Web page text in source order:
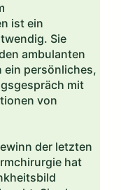
ist ein
Sie
ambulanten
ein persönliches,
mit
von
der letzten
hat